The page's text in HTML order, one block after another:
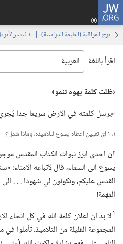
JW.ORG
برج المراقبة (‏الطبعة الدراسية)‏ | ‏‎ ١‏ ‏‎نيسان/أبريل‏ ‎٢٠٠١
اقرأ باللغة
‏‹‏ظلت كلمة يهوه تنمو›‏
‏«يرسل كلمته في الارض سريعا جدا
١،‏ ٢ ايّ تعيين اعطاه يسوع لتلاميذه،‏ وماذا شمل؟‏
ان احدى ابرز نبوات الكتاب المقدس
يسوع الى السماء،‏ قال لأتباعه الامناء:‏
القدس عليكم،‏ وتكونون لي شهودا .‏ .‏ .‏
المهمة!‏
٢لا بد ان اعلان كلمة الله في كل انحاء
المجموعة القليلة من التلاميذ.‏ تأملوا